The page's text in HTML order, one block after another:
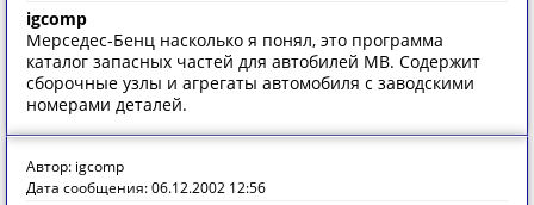
igcomp
Мерседес-Бенц насколько я понял, это программа
каталог запасных частей для автобилей MB. Содержит
сборочные узлы и агрегаты автомобиля с заводскими
номерами деталей.
Автор: igcomp
Дата сообщения: 06.12.2002 12:56